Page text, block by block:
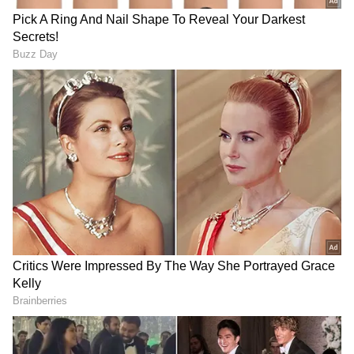
విచారణకు కొత్త తేదీ నిర్ణయించి మరోసారి
నోటీసులని పోలీసులు పంపబోతున్నట్లు తెలుస్తోంది. లావణ్య
ప్రేమ వ్యవహారంలో రాజ్ తరుణ్ పీకల్లోతు కష్టాల్లో
చిక్కుకుపోయినట్లు అర్థం అవుతోంది.
DOWNLOAD APP
RECOMMENDED STORIES